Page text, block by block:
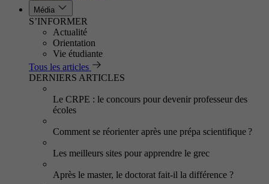
Média
S’INFORMER
Actualité
Orientation
Vie étudiante
Tous les articles
DERNIERS ARTICLES
Le CRPE : le concours pour devenir professeur des
écoles
Comment se réorienter après une prépa scientifique ?
Les meilleurs sites pour apprendre le grec
Après le master, le doctorat fait-il la différence ?